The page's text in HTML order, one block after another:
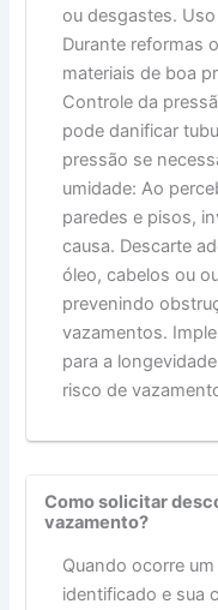
ou desgastes.
Durante reformas
materiais de boa
Controle da
pode danificar
pressão se
umidade: Ao
paredes e pisos,
causa. Descarte
óleo, cabelos ou
prevenindo
vazamentos.
para a
risco de
Como solicitar
vazamento?
Quando ocorre
identificado e sua